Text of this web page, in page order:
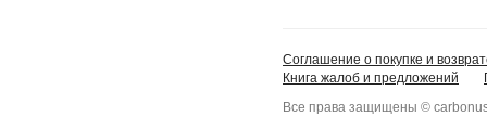
Соглашение о покупке и
Книга жалоб и предложений
Все права защищены ©